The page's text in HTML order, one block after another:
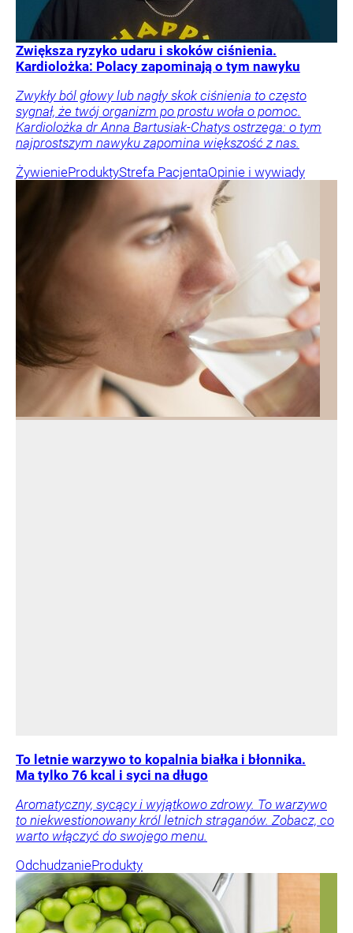
Zwiększa ryzyko udaru i skoków ciśnienia.
Kardiolożka: Polacy zapominają o tym nawyku
Zwykły ból głowy lub nagły skok ciśnienia to często
sygnał, że twój organizm po prostu woła o pomoc.
Kardiolożka dr Anna Bartusiak-Chatys ostrzega: o tym
najprostszym nawyku zapomina większość z nas.
ŻywienieProduktyStrefa PacjentaOpinie i wywiady
To letnie warzywo to kopalnia białka i błonnika.
Ma tylko 76 kcal i syci na długo
Aromatyczny, sycący i wyjątkowo zdrowy. To warzywo
to niekwestionowany król letnich straganów. Zobacz, co
warto włączyć do swojego menu.
OdchudzanieProdukty